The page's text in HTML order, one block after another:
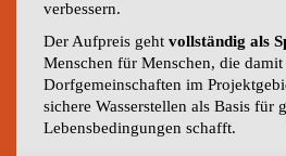
verbessern.
Der Aufpreis geht vollständig als
Menschen für Menschen, die
Dorfgemeinschaften im
sichere Wasserstellen als Basis für
Lebensbedingungen schafft.